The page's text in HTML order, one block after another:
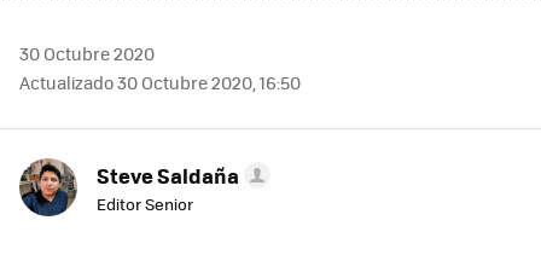
30 Octubre 2020
Actualizado 30 Octubre 2020, 16:50
Steve Saldaña
Editor Senior